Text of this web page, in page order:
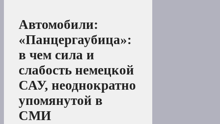
Автомобили:
«Панцергаубица»:
в чем сила и
слабость немецкой
САУ, неоднократно
упомянутой в
СМИ